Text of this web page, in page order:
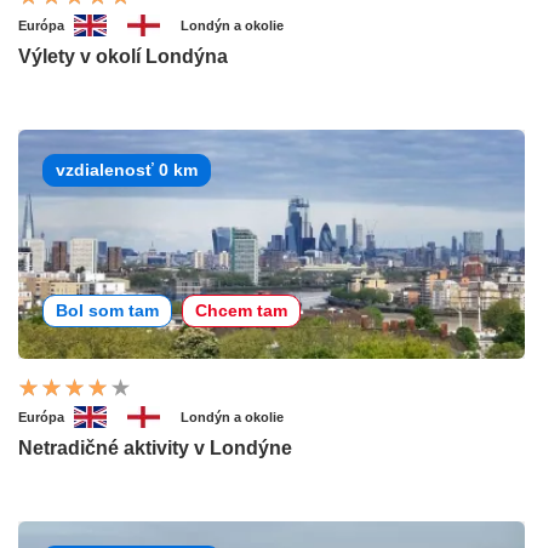
Európa Londýn a okolie
Výlety v okolí Londýna
vzdialenosť 0 km
Bol som tam Chcem tam
Európa Londýn a okolie
Netradičné aktivity v Londýne